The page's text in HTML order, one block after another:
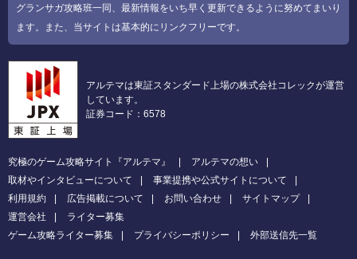
グランサガ攻略班一同、最新情報をいち早く更新できるように努めてまいり
ます。また、当サイトは基本的にリンクフリーです。
アルテマは東証スタンダード上場の株式会社コレックが運営
しています。
証券コード：6578
究極のゲーム攻略サイト『アルテマ』
アルテマの想い
取材やインタビューについて
事業提携や公式サイトについて
利用規約
広告掲載について お問い合わせ
サイトマップ
運営会社
ライター募集
ゲーム攻略ライター募集
プライバシーポリシー 外部送信先一覧